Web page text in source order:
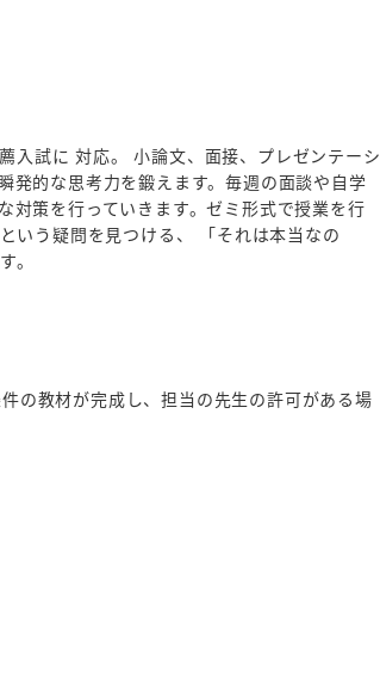
入試に 対応。 小論文、面接、プレゼンテーシ
発的な思考力を鍛えます。毎週の面談や自学
対策を行っていきます。ゼミ形式で授業を行
いう疑問を見つける、 「それは本当なの
。
の教材が完成し、担当の先生の許可がある場